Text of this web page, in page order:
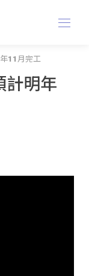
11月完工
計明年